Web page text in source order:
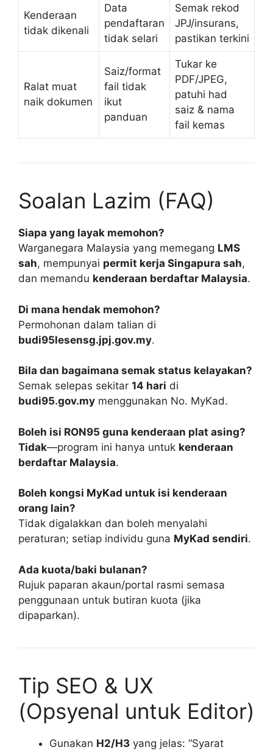
Kenderaan
tidak dikenali
Data
pendaftaran
tidak selari
Semak rekod
JPJ/insurans,
pastikan terkini
Ralat muat
naik dokumen
Saiz/format
fail tidak
ikut
panduan
Tukar ke
PDF/JPEG,
patuhi had
saiz & nama
fail kemas
Soalan Lazim (FAQ)
Siapa yang layak memohon?
Warganegara Malaysia yang memegang LMS
sah, mempunyai permit kerja Singapura sah,
dan memandu kenderaan berdaftar Malaysia.
Di mana hendak memohon?
Permohonan dalam talian di
budi95lesensg.jpj.gov.my.
Bila dan bagaimana semak status kelayakan?
Semak selepas sekitar 14 hari di
budi95.gov.my menggunakan No. MyKad.
Boleh isi RON95 guna kenderaan plat asing?
Tidak—program ini hanya untuk kenderaan
berdaftar Malaysia.
Boleh kongsi MyKad untuk isi kenderaan
orang lain?
Tidak digalakkan dan boleh menyalahi
peraturan; setiap individu guna MyKad sendiri.
Ada kuota/baki bulanan?
Rujuk paparan akaun/portal rasmi semasa
penggunaan untuk butiran kuota (jika
dipaparkan).
Tip SEO & UX
(Opsyenal untuk Editor)
Gunakan H2/H3 yang jelas: “Syarat